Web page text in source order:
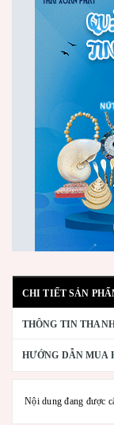
CHI TIẾT SẢN
THÔNG TIN
HƯỚNG DẪN MUA
Nội dung đang được